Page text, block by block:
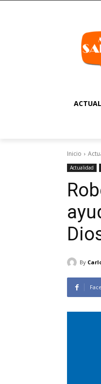
Inicio
Actualidad
By